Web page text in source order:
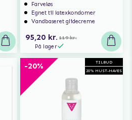
Farveløs
Egnet til latexkondomer
Vandbaseret glidecreme
95,20 kr. 119 kr.
På lager
TILBUD
20% MUST-HAVES
-20%